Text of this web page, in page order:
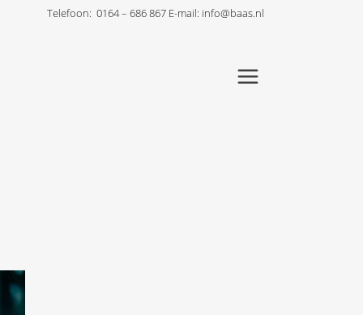
Telefoon: 0164 – 686 867 E-mail: info@baas.nl